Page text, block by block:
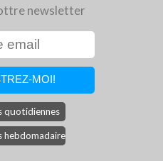
newsletter
quotidiennes